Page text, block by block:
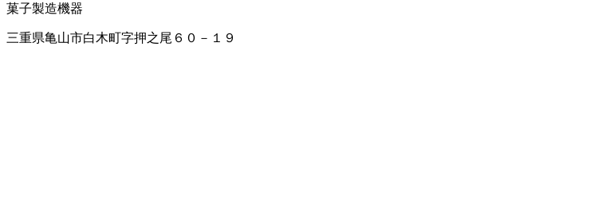
菓子製造機器
三重県亀山市白木町字押之尾６０－１９